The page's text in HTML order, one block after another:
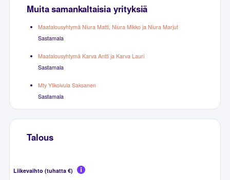
Muita samankaltaisia yrityksiä
Maatalousyhtymä Niura Matti, Niura Mikko ja Niura Marjut
Sastamala
Maatalousyhtymä Karva Antti ja Karva Lauri
Sastamala
Mty Ylikoivula Saksanen
Sastamala
Talous
Liikevaihto (tuhatta €)